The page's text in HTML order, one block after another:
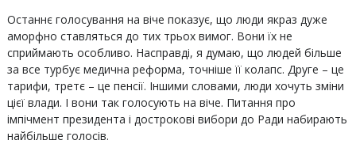
Останнє голосування на віче показує, що люди якраз дуже
аморфно ставляться до тих трьох вимог. Вони їх не
сприймають особливо. Насправді, я думаю, що людей більше
за все турбує медична реформа, точніше її колапс. Друге – це
тарифи, третє – це пенсії. Іншими словами, люди хочуть зміни
цієї влади. І вони так голосують на віче. Питання про
імпічмент президента і дострокові вибори до Ради набирають
найбільше голосів.